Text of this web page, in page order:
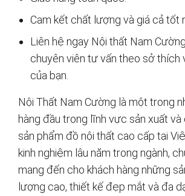
Cam kết chất lượng và giá cả tốt
Liên hệ ngay Nội thất Nam
chuyên viên tư vấn theo sở thích
của bạn.
Nội Thất Nam Cường là một trong
hàng đầu trong lĩnh vực sản xuất
sản phẩm đồ nội thất cao cấp tại
kinh nghiệm lâu năm trong ngành,
mang đến cho khách hàng những
lượng cao, thiết kế đẹp mắt và đa